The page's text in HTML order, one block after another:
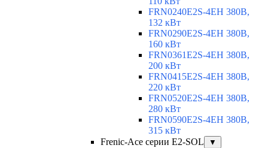
FRN0240E2S-4EH 380В,
132 кВт
FRN0290E2S-4EH 380В,
160 кВт
FRN0361E2S-4EH 380В,
200 кВт
FRN0415E2S-4EH 380В,
220 кВт
FRN0520E2S-4EH 380В,
280 кВт
FRN0590E2S-4EH 380В,
315 кВт
Frenic-Ace серии E2-SOL
▼